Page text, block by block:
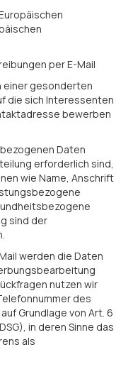
per E-Mail
einer gesonderten
die sich Interessenten
bewerben
Daten
erforderlich sind,
wie Name, Anschrift
sind der
werden die Daten
nutzen wir
des
Grundlage von Art. 6
in deren Sinne das
als